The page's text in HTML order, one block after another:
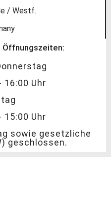
/ Westf.
Öffnungszeiten:
16:00 Uhr
15:00 Uhr
sowie gesetzliche
geschlossen.